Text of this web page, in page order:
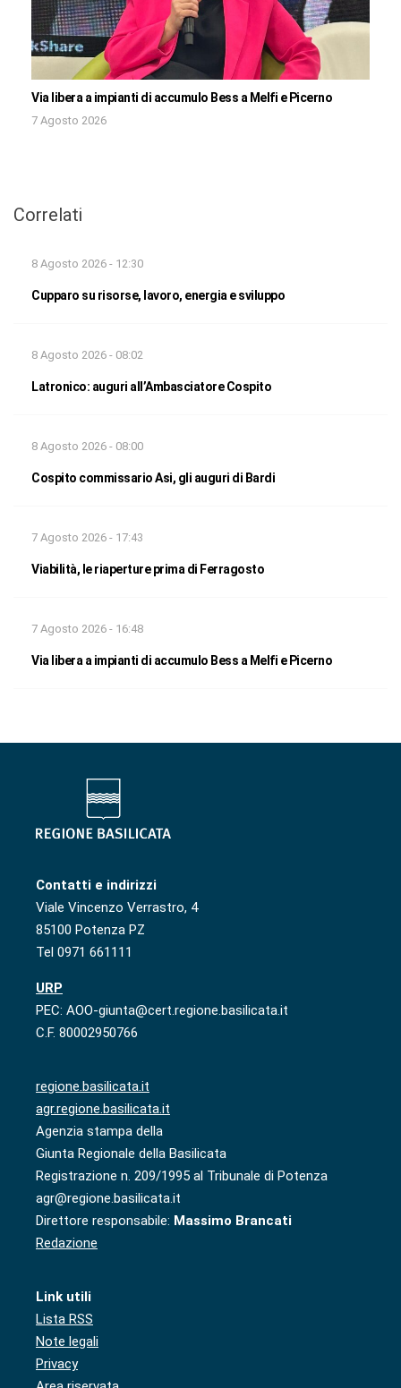
Via libera a impianti di accumulo Bess a Melfi e Picerno
7 Agosto 2026
Correlati
8 Agosto 2026 - 12:30
Cupparo su risorse, lavoro, energia e sviluppo
8 Agosto 2026 - 08:02
Latronico: auguri all’Ambasciatore Cospito
8 Agosto 2026 - 08:00
Cospito commissario Asi, gli auguri di Bardi
7 Agosto 2026 - 17:43
Viabilità, le riaperture prima di Ferragosto
7 Agosto 2026 - 16:48
Via libera a impianti di accumulo Bess a Melfi e Picerno
Contatti e indirizzi
Viale Vincenzo Verrastro, 4
85100 Potenza PZ
Tel 0971 661111
URP
PEC: AOO-giunta@cert.regione.basilicata.it
C.F. 80002950766
regione.basilicata.it
agr.regione.basilicata.it
Agenzia stampa della
Giunta Regionale della Basilicata
Registrazione n. 209/1995 al Tribunale di Potenza
agr@regione.basilicata.it
Direttore responsabile: Massimo Brancati
Redazione
Link utili
Lista RSS
Note legali
Privacy